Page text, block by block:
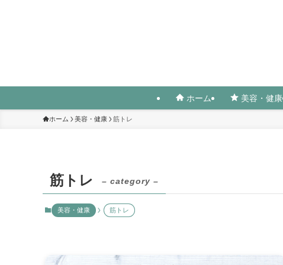
ホーム 美容・健康
ホーム 美容・健康 筋トレ
筋トレ – category –
美容・健康 筋トレ